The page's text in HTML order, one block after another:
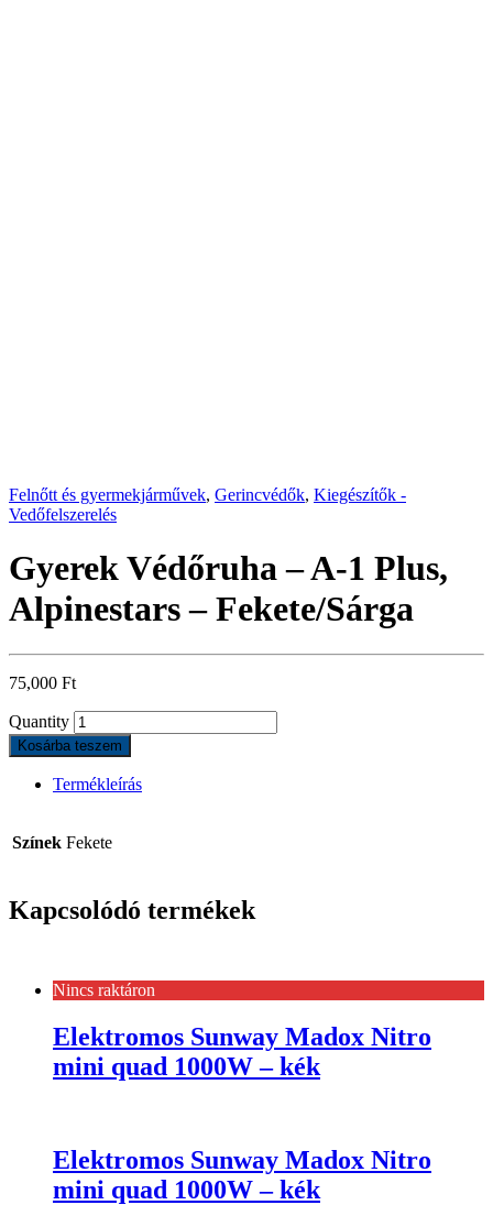
Felnőtt és gyermekjárművek, Gerincvédők, Kiegészítők -
Vedőfelszerelés
Gyerek Védőruha – A-1 Plus,
Alpinestars – Fekete/Sárga
75,000 Ft
Quantity
Kosárba teszem
Termékleírás
Színek Fekete
Kapcsolódó termékek
Nincs raktáron
Elektromos Sunway Madox Nitro
mini quad 1000W – kék
Elektromos Sunway Madox Nitro
mini quad 1000W – kék